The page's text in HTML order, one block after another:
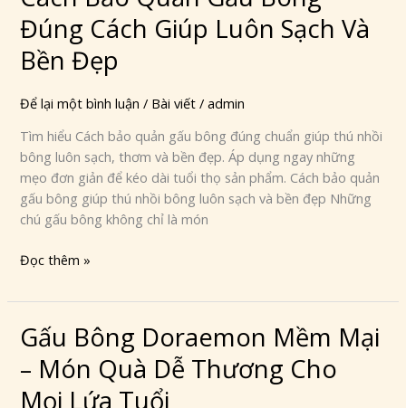
Đúng Cách Giúp Luôn Sạch Và
Bền Đẹp
Để lại một bình luận / Bài viết /admin
Tìm hiểu Cách bảo quản gấu bông đúng chuẩn giúp thú nhồi
bông luôn sạch, thơm và bền đẹp. Áp dụng ngay những
mẹo đơn giản để kéo dài tuổi thọ sản phẩm. Cách bảo quản
gấu bông giúp thú nhồi bông luôn sạch và bền đẹp Những
chú gấu bông không chỉ là món
Bảo
Quản
Gấu
Bông
Đúng
Cách
Giúp
Luôn
Sạch
Và
Bền
Đọc thêm »
Gấu Bông Doraemon Mềm Mại
– Món Quà Dễ Thương Cho
Mọi Lứa Tuổi
Gấu
Bông
Doraemon
Mềm